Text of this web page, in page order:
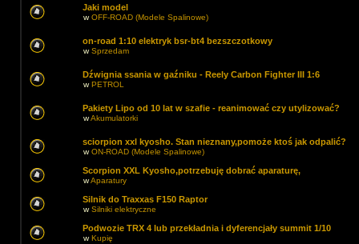
Jaki model
wOFF-ROAD (Modele Spalinowe)
on-road 1:10 elektryk bsr-bt4 bezszczotkowy
wSprzedam
Dźwignia ssania w gaźniku - Reely Carbon Fighter III 1:6
wPETROL
Pakiety Lipo od 10 lat w szafie - reanimować czy utylizować?
wAkumulatorki
sciorpion xxl kyosho. Stan nieznany,pomoże ktoś jak odpalić?
wON-ROAD (Modele Spalinowe)
Scorpion XXL Kyosho,potrzebuję dobrać aparaturę,
wAparatury
Silnik do Traxxas F150 Raptor
wSilniki elektryczne
Podwozie TRX 4 lub przekładnia i dyferencjały summit 1/10
wKupię